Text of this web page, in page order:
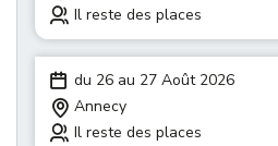
Il reste des places
du 26 au 27 Août 2026
Annecy
Il reste des places